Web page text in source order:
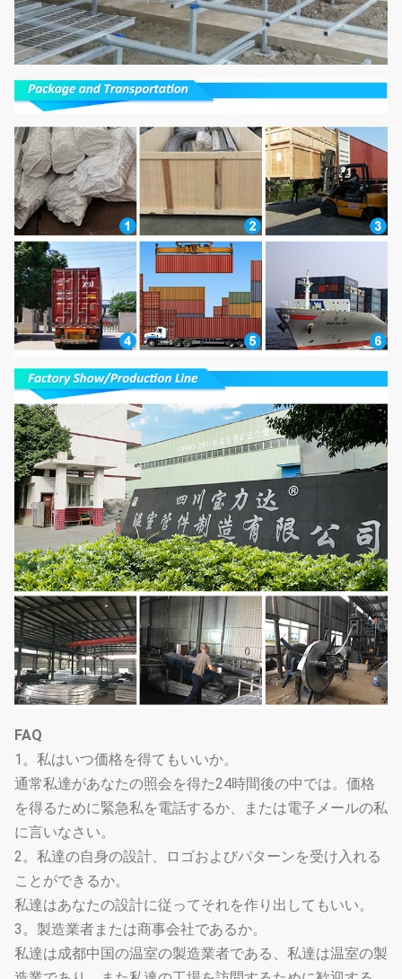
FAQ
1。私はいつ価格を得てもいいか。
通常私達があなたの照会を得た24時間後の中では。価格
を得るために緊急私を電話するか、または電子メールの私
に言いなさい。
2。私達の自身の設計、ロゴおよびパターンを受け入れる
ことができるか。
私達はあなたの設計に従ってそれを作り出してもいい。
3。製造業者または商事会社であるか。
私達は成都中国の温室の製造業者である、私達は温室の製